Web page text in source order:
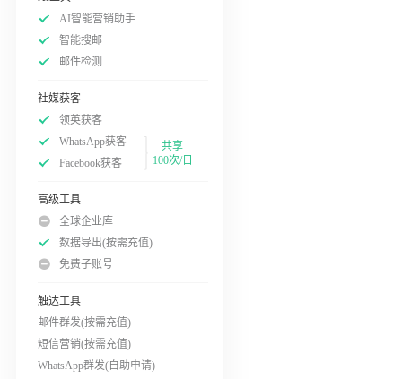
AI智能营销助手
智能搜邮
邮件检测
社媒获客
领英获客
WhatsApp获客
Facebook获客
共享
100次/日
高级工具
全球企业库
数据导出(按需充值)
免费子账号
触达工具
邮件群发(按需充值)
短信营销(按需充值)
WhatsApp群发(自助申请)